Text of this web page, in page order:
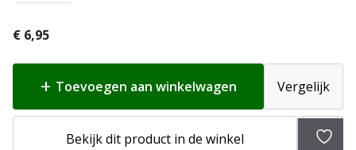
€ 6,95
Toevoegen aan winkelwagen Vergelijk
Bekijk dit product in de winkel